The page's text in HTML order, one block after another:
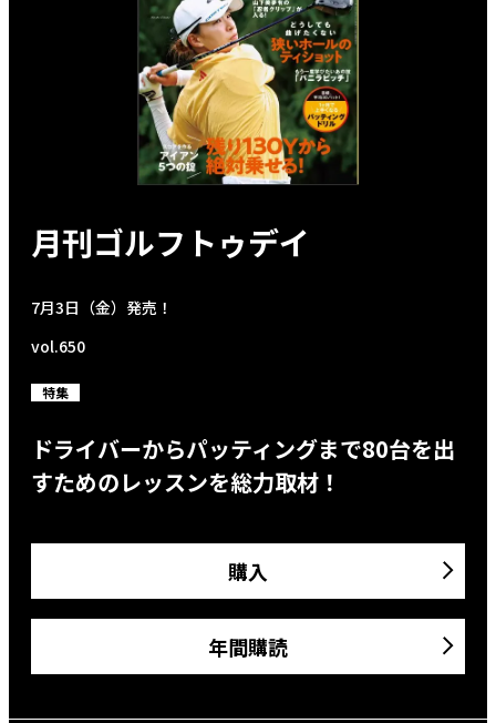
月刊ゴルフトゥデイ
7月3日（金）発売！
vol.650
特集
ドライバーからパッティングまで80台を出
すためのレッスンを総力取材！
購入
年間購読